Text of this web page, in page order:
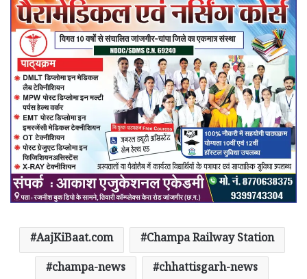
AajKiBaat.com
Champa Railway Station
champa-news
chhattisgarh-news